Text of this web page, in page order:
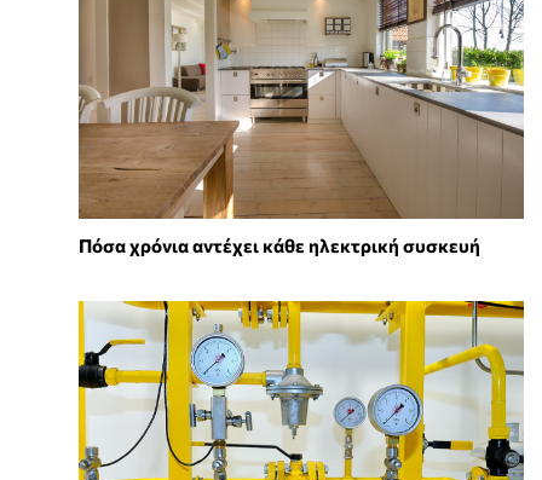
Πόσα χρόνια αντέχει κάθε ηλεκτρική συσκευή